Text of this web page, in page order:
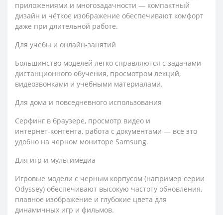
приложениями и многозадачности — компактный
дизайн и чёткое изображение обеспечивают комфорт
даже при длительной работе.
Для учебы и онлайн‑занятий
Большинство моделей легко справляются с задачами
дистанционного обучения, просмотром лекций,
видеозвонками и учебными материалами.
Для дома и повседневного использования
Серфинг в браузере, просмотр видео и
интернет‑контента, работа с документами — всё это
удобно на черном мониторе Samsung.
Для игр и мультимедиа
Игровые модели с черным корпусом (например серии
Odyssey) обеспечивают высокую частоту обновления,
плавное изображение и глубокие цвета для
динамичных игр и фильмов.